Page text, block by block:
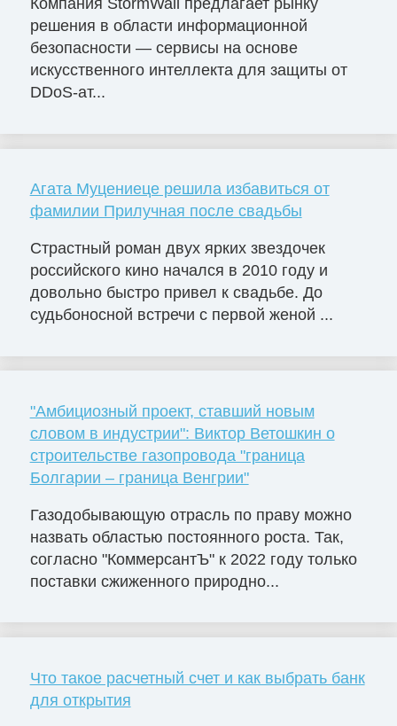
Компания StormWall предлагает рынку
решения в области информационной
безопасности — сервисы на основе
искусственного интеллекта для защиты от
DDoS-ат...
Агата Муцениеце решила избавиться от
фамилии Прилучная после свадьбы
Страстный роман двух ярких звездочек
российского кино начался в 2010 году и
довольно быстро привел к свадьбе. До
судьбоносной встречи с первой женой ...
"Амбициозный проект, ставший новым
словом в индустрии": Виктор Ветошкин о
строительстве газопровода "граница
Болгарии – граница Венгрии"
Газодобывающую отрасль по праву можно
назвать областью постоянного роста. Так,
согласно "КоммерсантЪ" к 2022 году только
поставки сжиженного природно...
Что такое расчетный счет и как выбрать банк
для открытия